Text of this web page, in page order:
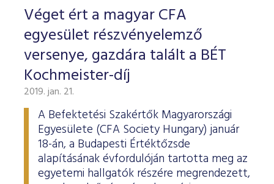
Véget ért a magyar CFA
egyesület részvényelemző
versenye, gazdára talált a BÉT
Kochmeister-díj
2019. jan. 21.
A Befektetési Szakértők Magyarországi
Egyesülete (CFA Society Hungary) január
18-án, a Budapesti Értéktőzsde
alapításának évfordulóján tartotta meg az
egyetemi hallgatók részére megrendezett,